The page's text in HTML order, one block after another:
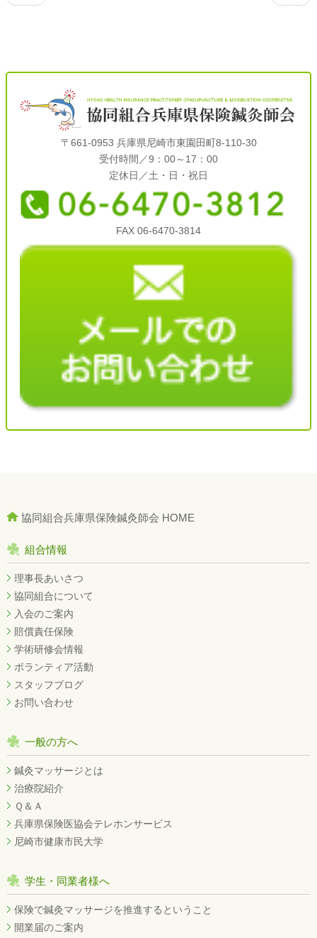
〒661-0953 兵庫県尼崎市東園田町8-110-30
受付時間／9：00～17：00
定休日／土・日・祝日
FAX 06-6470-3814
協同組合兵庫県保険鍼灸師会 HOME
組合情報
理事長あいさつ
協同組合について
入会のご案内
賠償責任保険
学術研修会情報
ボランティア活動
スタッフブログ
お問い合わせ
一般の方へ
鍼灸マッサージとは
治療院紹介
Ｑ＆Ａ
兵庫県保険医協会テレホンサービス
尼崎市健康市民大学
学生・同業者様へ
保険で鍼灸マッサージを推進するということ
開業届のご案内